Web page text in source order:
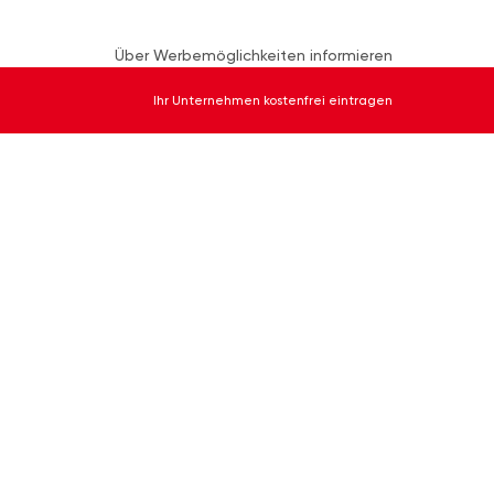
Über Werbemöglichkeiten informieren
Ihr Unternehmen kostenfrei eintragen